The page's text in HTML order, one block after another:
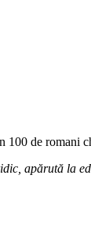
100 de romani
apărută la